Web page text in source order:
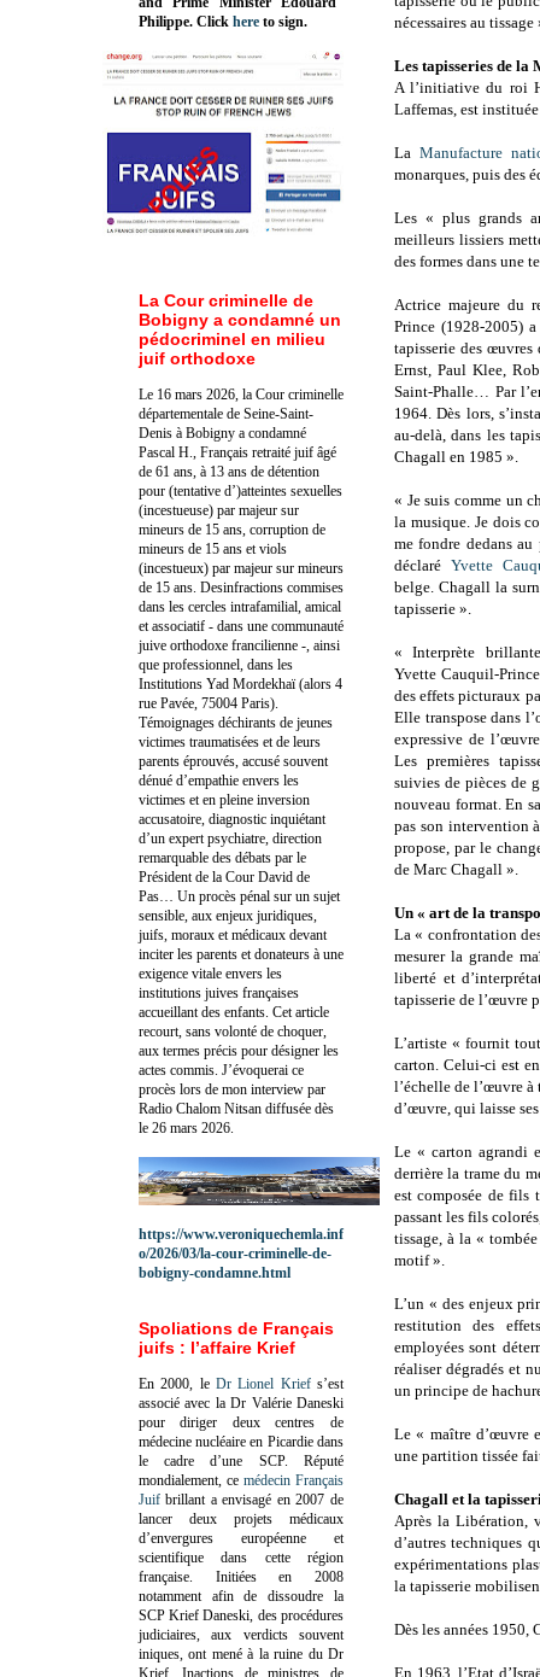
nécessaires au tissage
Les tapisseries de la
A l’initiative du roi
Laffemas, est
La Manufacture
monarques, puis des
Les « plus grands
meilleurs lissiers
des formes dans une
Actrice majeure du
Prince (1928-2005)
tapisserie des œuvres
Ernst, Paul Klee,
Saint-Phalle… Par
1964. Dès lors,
au-delà, dans les
Chagall en 1985 ».
« Je suis comme un
la musique. Je dois
me fondre dedans
déclaréYvette
belge. Chagall la
tapisserie ».
« Interprète
Yvette Cauquil-
des effets picturaux
Elle transpose dans
expressive de
Les premières
suivies de pièces de
nouveau format. En
pas son intervention
propose, par le
de Marc Chagall ».
Un « art de la
La « confrontation
mesurer la grande
liberté et
tapisserie de l’œuvre
L’artiste « fournit
carton. Celui-ci est
l’échelle de l’œuvre à
d’œuvre, qui laisse
Le « carton agrandi
derrière la trame du
est composée de fils
passant les fils
tissage, à la «
motif ».
L’un « des enjeux
restitution des
employées sont
réaliser dégradés et
un principe de
Le « maître d’œuvre
une partition tissée
Chagall et la
Après la Libération,
d’autres techniques
expérimentations
la tapisserie
Dès les années
En 1963, l’Etat
Philippe. Click here to sign.
La Cour criminelle de
Bobigny a condamné un
pédocriminel en milieu
juif orthodoxe
Le 16 mars 2026, la Cour criminelle
départementale de Seine-Saint-
Denis à Bobigny a condamné
Pascal H., Français retraité juif âgé
de 61 ans, à 13 ans de détention
pour (tentative d’)atteintes sexuelles
(incestueuse) par majeur sur
mineurs de 15 ans, corruption de
mineurs de 15 ans et viols
(incestueux) par majeur sur mineurs
de 15 ans. Desinfractions commises
dans les cercles intrafamilial, amical
et associatif - dans une communauté
juive orthodoxe francilienne -, ainsi
que professionnel, dans les
Institutions Yad Mordekhaï (alors 4
rue Pavée, 75004 Paris).
Témoignages déchirants de jeunes
victimes traumatisées et de leurs
parents éprouvés, accusé souvent
dénué d’empathie envers les
victimes et en pleine inversion
accusatoire, diagnostic inquiétant
d’un expert psychiatre, direction
remarquable des débats par le
Président de la Cour David de
Pas… Un procès pénal sur un sujet
sensible, aux enjeux juridiques,
juifs, moraux et médicaux devant
inciter les parents et donateurs à une
exigence vitale envers les
institutions juives françaises
accueillant des enfants. Cet article
recourt, sans volonté de choquer,
aux termes précis pour désigner les
actes commis. J’évoquerai ce
procès lors de mon interview par
Radio Chalom Nitsan diffusée dès
le 26 mars 2026.
https://www.veroniquechemla.inf
o/2026/03/la-cour-criminelle-de-
bobigny-condamne.html
Spoliations de Français
juifs : l’affaire Krief
En 2000, le Dr Lionel Kriefs’est
associé avec la Dr Valérie Daneski
pour diriger deux centres de
médecine nucléaire en Picardie dans
le cadre d’une SCP. Réputé
mondialement, ce médecin Français
Juif brillant a envisagé en 2007 de
lancer deux projets médicaux
d’envergures européenne et
scientifique dans cette région
française. Initiées en 2008
notamment afin de dissoudre la
SCP Krief Daneski, des procédures
judiciaires, aux verdicts souvent
iniques, ont mené à la ruine du Dr
Krief.Inactions de ministres de